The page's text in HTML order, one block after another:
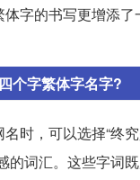
字的书写更增添
个字繁体字名字?
时，可以选择“终
的词汇。这些字词